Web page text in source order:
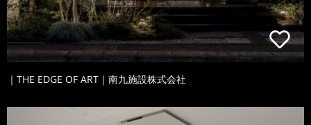
｜THE EDGE OF ART｜南九施設株式会社